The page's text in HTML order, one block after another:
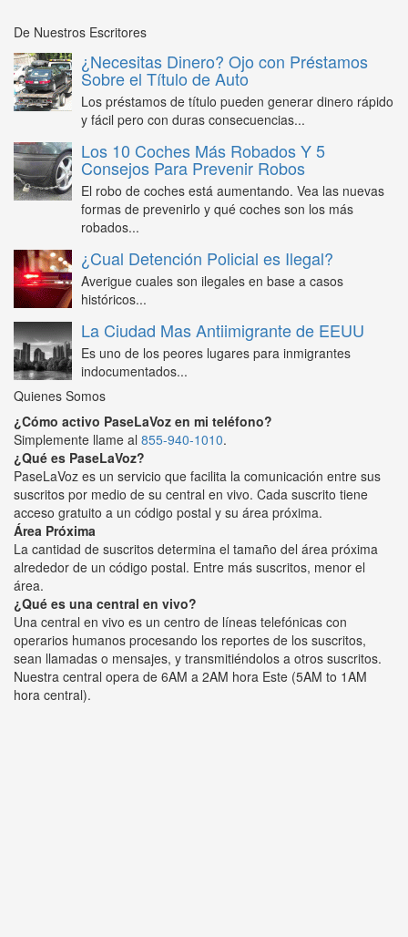
De Nuestros Escritores
¿Necesitas Dinero? Ojo con Préstamos
Sobre el Título de Auto
Los préstamos de título pueden generar dinero rápido
y fácil pero con duras consecuencias...
Los 10 Coches Más Robados Y 5
Consejos Para Prevenir Robos
El robo de coches está aumentando. Vea las nuevas
formas de prevenirlo y qué coches son los más
robados...
¿Cual Detención Policial es Ilegal?
Averigue cuales son ilegales en base a casos
históricos...
La Ciudad Mas Antiimigrante de EEUU
Es uno de los peores lugares para inmigrantes
indocumentados...
Quienes Somos
¿Cómo activo PaseLaVoz en mi teléfono?
Simplemente llame al 855-940-1010.
¿Qué es PaseLaVoz?
PaseLaVoz es un servicio que facilita la comunicación entre sus
suscritos por medio de su central en vivo. Cada suscrito tiene
acceso gratuito a un código postal y su área próxima.
Área Próxima
La cantidad de suscritos determina el tamaño del área próxima
alrededor de un código postal. Entre más suscritos, menor el
área.
¿Qué es una central en vivo?
Una central en vivo es un centro de líneas telefónicas con
operarios humanos procesando los reportes de los suscritos,
sean llamadas o mensajes, y transmitiéndolos a otros suscritos.
Nuestra central opera de 6AM a 2AM hora Este (5AM to 1AM
hora central).